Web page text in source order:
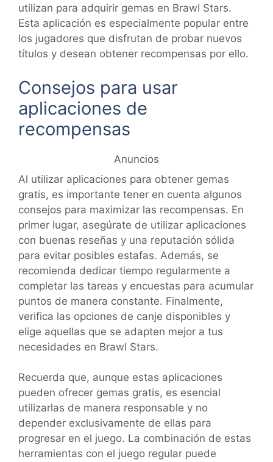
utilizan para adquirir gemas en Brawl Stars.
Esta aplicación es especialmente popular entre
los jugadores que disfrutan de probar nuevos
títulos y desean obtener recompensas por ello.
Consejos para usar
aplicaciones de
recompensas
Anuncios
Al utilizar aplicaciones para obtener gemas
gratis, es importante tener en cuenta algunos
consejos para maximizar las recompensas. En
primer lugar, asegúrate de utilizar aplicaciones
con buenas reseñas y una reputación sólida
para evitar posibles estafas. Además, se
recomienda dedicar tiempo regularmente a
completar las tareas y encuestas para acumular
puntos de manera constante. Finalmente,
verifica las opciones de canje disponibles y
elige aquellas que se adapten mejor a tus
necesidades en Brawl Stars.
Recuerda que, aunque estas aplicaciones
pueden ofrecer gemas gratis, es esencial
utilizarlas de manera responsable y no
depender exclusivamente de ellas para
progresar en el juego. La combinación de estas
herramientas con el juego regular puede